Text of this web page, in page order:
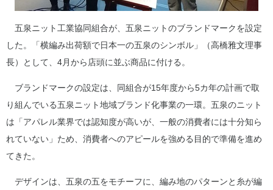
五泉ニット工業協同組合が、五泉ニットのブランドマークを設定
した。「横編み出荷額で日本一の五泉のシンボル」（高橋雅文理事
長）として、4月から店頭に並ぶ商品に付ける。
ブランドマークの設定は、同組合が15年度から5カ年の計画で取
り組んでいる五泉ニット地域ブランド化事業の一環。五泉のニット
は「アパレル業界では認知度が高いが、一般の消費者には十分知ら
れていない」ため、消費者へのアピールを強める目的で準備を進め
てきた。
デザインは、五泉の五をモチーフに、編み地のパターンと糸が編